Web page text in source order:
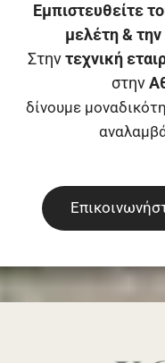
Εμπιστευθείτε
μελέτη &
Στηντεχνική
στην
δίνουμε